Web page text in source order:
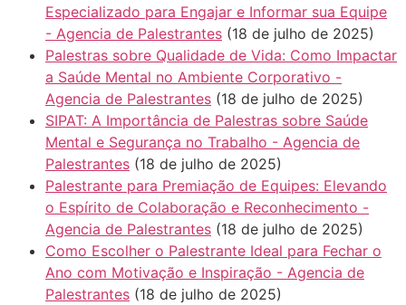
Especializado para Engajar e Informar sua Equipe
- Agencia de Palestrantes (18 de julho de 2025)
Palestras sobre Qualidade de Vida: Como Impactar
a Saúde Mental no Ambiente Corporativo -
Agencia de Palestrantes (18 de julho de 2025)
SIPAT: A Importância de Palestras sobre Saúde
Mental e Segurança no Trabalho - Agencia de
Palestrantes (18 de julho de 2025)
Palestrante para Premiação de Equipes: Elevando
o Espírito de Colaboração e Reconhecimento -
Agencia de Palestrantes (18 de julho de 2025)
Como Escolher o Palestrante Ideal para Fechar o
Ano com Motivação e Inspiração - Agencia de
Palestrantes (18 de julho de 2025)